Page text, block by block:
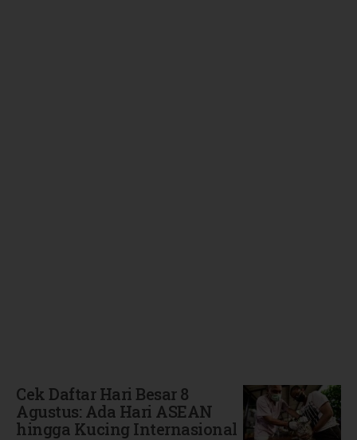
Cek Daftar Hari Besar 8
Agustus: Ada Hari ASEAN
hingga Kucing Internasional